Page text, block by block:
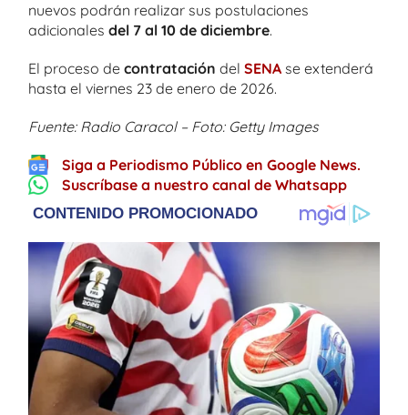
nuevos podrán realizar sus postulaciones
adicionales del 7 al 10 de diciembre.
El proceso de contratación del SENA se extenderá
hasta el viernes 23 de enero de 2026.
Fuente: Radio Caracol – Foto: Getty Images
Siga a Periodismo Público en Google News.
Suscríbase a nuestro canal de Whatsapp